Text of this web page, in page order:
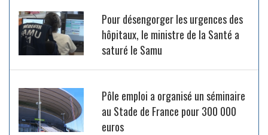
Pour désengorger les urgences des
hôpitaux, le ministre de la Santé a
saturé le Samu
Pôle emploi a organisé un séminaire
au Stade de France pour 300 000
euros